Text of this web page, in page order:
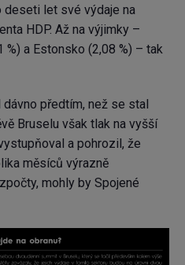
let své výdaje na
HDP. Až na výjimky –
%) a Estonsko (2,08 %) – tak
předtím, než se stal
Bruselu však tlak na vyšší
a pohrozil, že
měsíců výrazně
mohly by Spojené